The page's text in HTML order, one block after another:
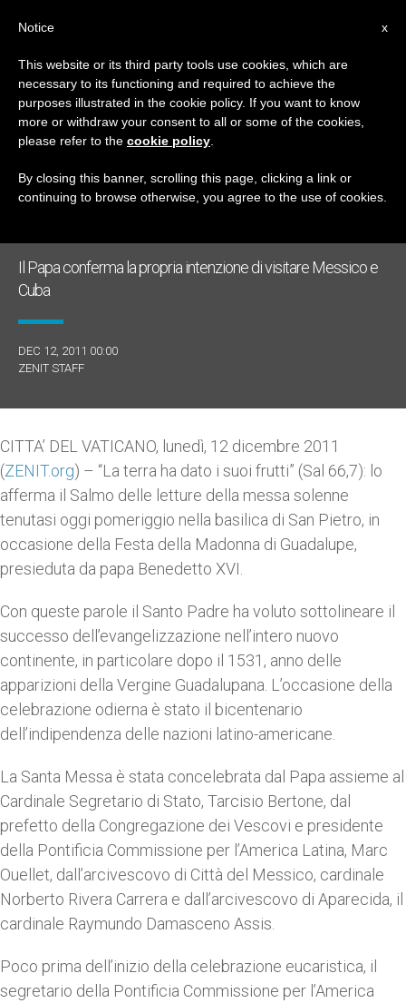
GIORNO
Dicembre 12th, 2011
ULTIME NOTIZIE
Il Papa conferma la propria intenzione di visitare Messico e
Cuba
DEC 12, 2011 00:00
ZENIT STAFF
CITTA’ DEL VATICANO, lunedì, 12 dicembre 2011
(ZENIT.org) – “La terra ha dato i suoi frutti” (Sal 66,7): lo
afferma il Salmo delle letture della messa solenne
tenutasi oggi pomeriggio nella basilica di San Pietro, in
occasione della Festa della Madonna di Guadalupe,
presieduta da papa Benedetto XVI.
Con queste parole il Santo Padre ha voluto sottolineare il
successo dell’evangelizzazione nell’intero nuovo
continente, in particolare dopo il 1531, anno delle
apparizioni della Vergine Guadalupana. L’occasione della
celebrazione odierna è stato il bicentenario
dell’indipendenza delle nazioni latino-americane.
La Santa Messa è stata concelebrata dal Papa assieme al
Cardinale Segretario di Stato, Tarcisio Bertone, dal
prefetto della Congregazione dei Vescovi e presidente
della Pontificia Commissione per l’America Latina, Marc
Ouellet, dall’arcivescovo di Città del Messico, cardinale
Norberto Rivera Carrera e dall’arcivescovo di Aparecida, il
cardinale Raymundo Damasceno Assis.
Poco prima dell’inizio della celebrazione eucaristica, il
segretario della Pontificia Commissione per l’America
x
Notice
This website or its third party tools use cookies, which are
necessary to its functioning and required to achieve the
purposes illustrated in the cookie policy. If you want to know
more or withdraw your consent to all or some of the cookies,
please refer to the cookie policy
By closing this banner, scrolling this page, clicking a link or
continuing to browse otherwise, you agree to the use of cookies.